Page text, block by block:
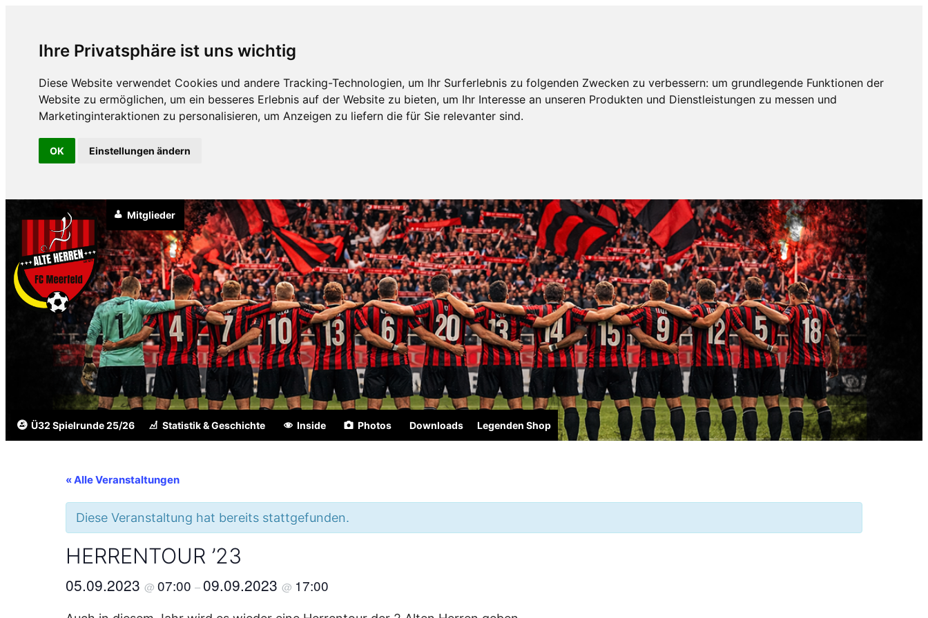
Ihre Privatsphäre ist uns wichtig
Diese Website verwendet Cookies und andere Tracking-Technologien, um Ihr Surferlebnis zu folgenden Zwecken zu verbessern: um grundlegende Funktionen der
Website zu ermöglichen, um ein besseres Erlebnis auf der Website zu bieten, um Ihr Interesse an unseren Produkten und Dienstleistungen zu messen und
Marketinginteraktionen zu personalisieren, um Anzeigen zu liefern die für Sie relevanter sind.
OK Einstellungen ändern
Mitglieder
Ü32 Spielrunde 25/26 Statistik & Geschichte Inside Photos Downloads Legenden Shop
« Alle Veranstaltungen
Diese Veranstaltung hat bereits stattgefunden.
HERRENTOUR ’23
05.09.2023@07:00– 09.09.2023@ 17:00